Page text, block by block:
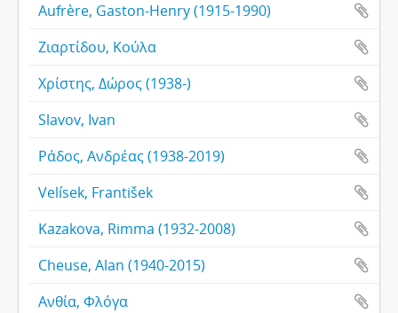
Aufrère, Gaston-Henry (1915-1990)
Ζιαρτίδου, Κούλα
Χρίστης, Δώρος (1938-)
Slavov, Ivan
Ράδος, Ανδρέας (1938-2019)
Velísek, František
Kazakova, Rimma (1932-2008)
Cheuse, Alan (1940-2015)
Ανθία, Φλόγα